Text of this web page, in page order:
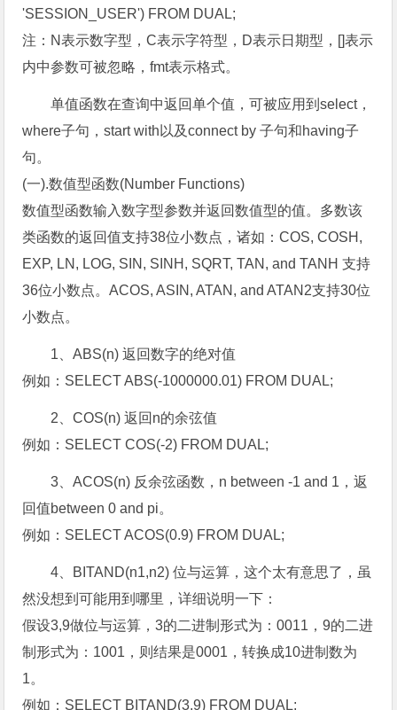
'SESSION_USER') FROM DUAL;
注：N表示数字型，C表示字符型，D表示日期型，[]表示
内中参数可被忽略，fmt表示格式。
单值函数在查询中返回单个值，可被应用到select，
where子句，start with以及connect by 子句和having子
句。
(一).数值型函数(Number Functions)
数值型函数输入数字型参数并返回数值型的值。多数该
类函数的返回值支持38位小数点，诸如：COS, COSH,
EXP, LN, LOG, SIN, SINH, SQRT, TAN, and TANH 支持
36位小数点。ACOS, ASIN, ATAN, and ATAN2支持30位
小数点。
1、ABS(n) 返回数字的绝对值
例如：SELECT ABS(-1000000.01) FROM DUAL;
2、COS(n) 返回n的余弦值
例如：SELECT COS(-2) FROM DUAL;
3、ACOS(n) 反余弦函数，n between -1 and 1，返
回值between 0 and pi。
例如：SELECT ACOS(0.9) FROM DUAL;
4、BITAND(n1,n2) 位与运算，这个太有意思了，虽
然没想到可能用到哪里，详细说明一下：
假设3,9做位与运算，3的二进制形式为：0011，9的二进
制形式为：1001，则结果是0001，转换成10进制数为
1。
例如：SELECT BITAND(3,9) FROM DUAL;